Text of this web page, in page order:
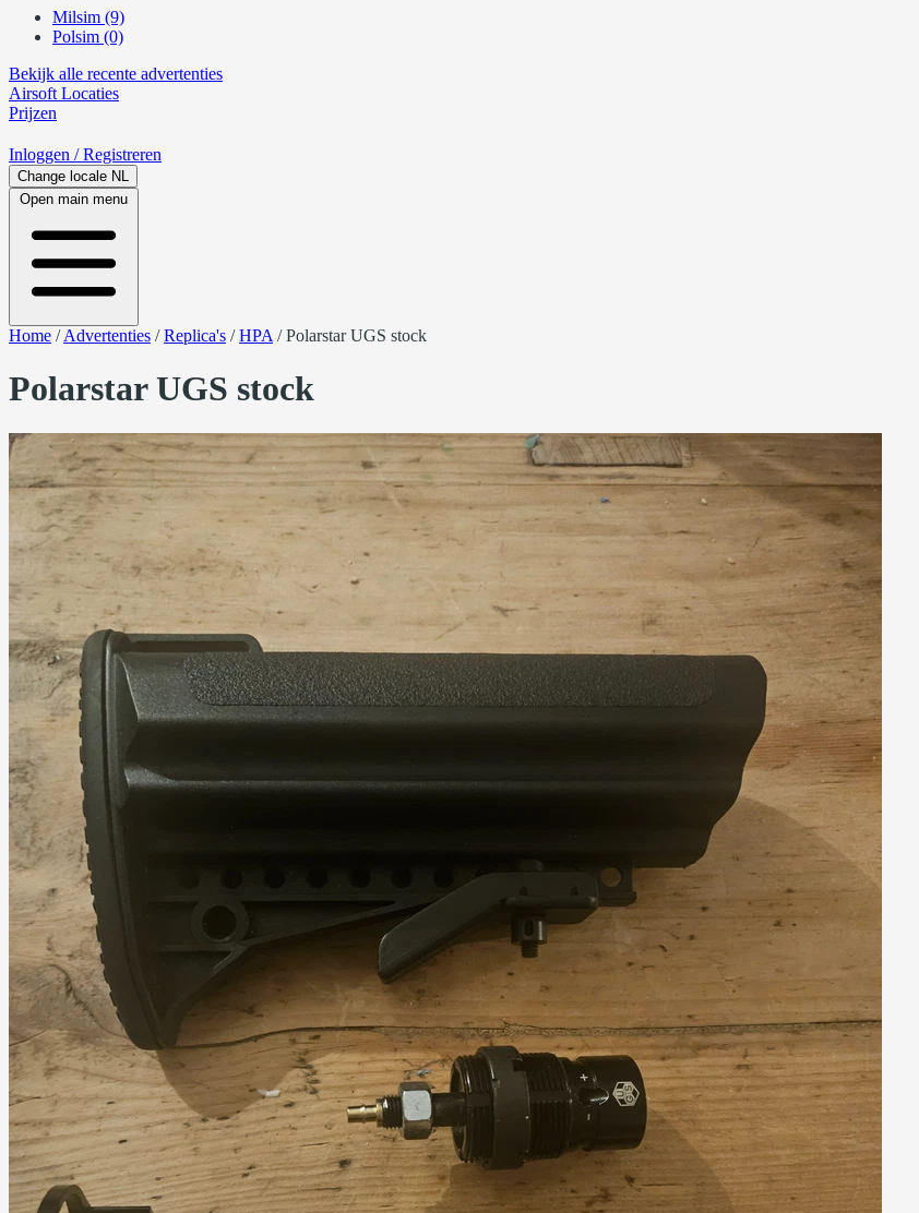
Milsim (9)
Polsim (0)
Bekijk alle recente advertenties
Airsoft Locaties
Prijzen
Inloggen / Registreren
Change locale NL
Open main menu
Home /Advertenties /Replica's /HPA /Polarstar UGS stock
Polarstar UGS stock